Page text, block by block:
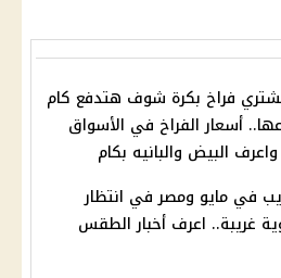
فراخ بكرة شوف هتدفع كام
أسعار الفراخ في الأسواق
البيض والبانيه بكام
في مايو ومصر في انتظار
غريبة.. اعرف أخبار الطقس